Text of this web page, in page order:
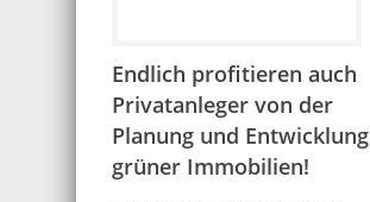
Endlich profitieren auch
Privatanleger von der
Planung und Entwicklung
grüner Immobilien!